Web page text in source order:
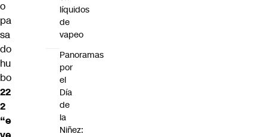
o
pa
sa
do
hu
bo
22
2
“e
líquidos
de
vapeo
Panoramas
por
el
Día
de
la
Niñez: